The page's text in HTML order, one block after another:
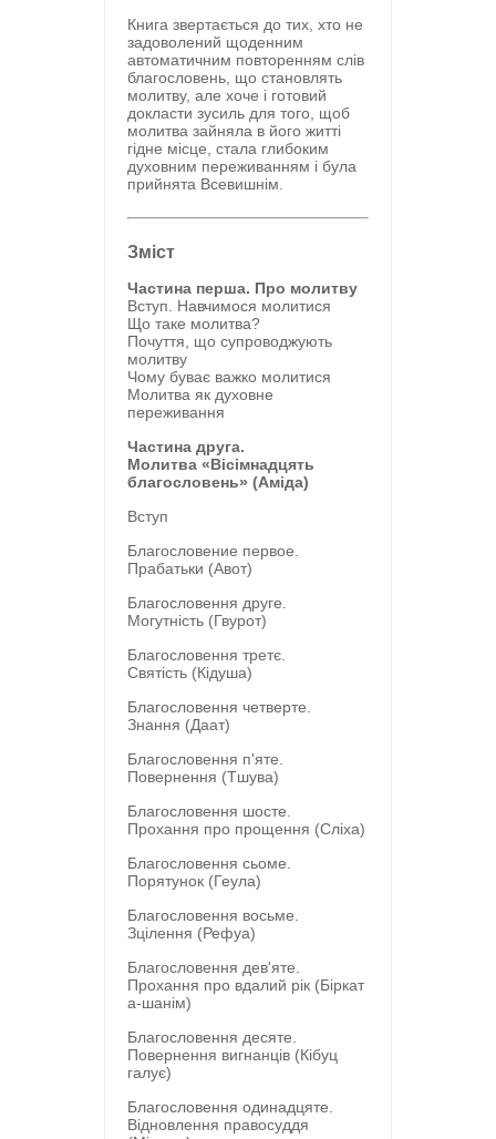
Книга звертається до тих, хто не
задоволений щоденним
автоматичним повторенням слів
благословень, що становлять
молитву, але хоче і готовий
докласти зусиль для того, щоб
молитва зайняла в його житті
гідне місце, стала глибоким
духовним переживанням і була
прийнята Всевишнім.
Зміст
Частина перша. Про молитву
Вступ. Навчимося молитися
Що таке молитва?
Почуття, що супроводжують
молитву
Чому буває важко молитися
Молитва як духовне
переживання
Частина друга.
Молитва «Вісімнадцять
благословень» (Аміда)
Вступ
Благословение первое.
Прабатьки (Авот)
Благословення друге.
Могутність (Гвурот)
Благословення третє.
Святість (Кідуша)
Благословення четверте.
Знання (Даат)
Благословення п'яте.
Повернення (Тшува)
Благословення шосте.
Прохання про прощення (Сліха)
Благословення сьоме.
Порятунок (Геула)
Благословення восьме.
Зцілення (Рефуа)
Благословення дев'яте.
Прохання про вдалий рік (Біркат
а-шанім)
Благословення десяте.
Повернення вигнанців (Кібуц
галує)
Благословення одинадцяте.
Відновлення правосуддя